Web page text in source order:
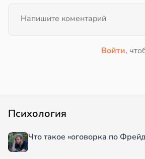
Войти,
Психология
Что такое «оговорка по